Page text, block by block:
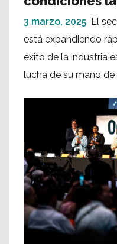
3 marzo, 2025 El
está expandiendo
éxito de la industria
lucha de su mano de